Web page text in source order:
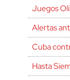
Juegos
Alertas
Cuba
Hasta